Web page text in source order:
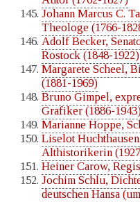
Johann Marcus C.
Theologe (1766-
Adolf Becker,
Rostock (1848-1922)
Margarete Scheel,
(1881-1969)
Bruno Gimpel,
Grafiker (1886-
Marianne Hoppe,
Liselot
Althistorikerin
Heiner Carow,
Jochim Schlu,
deutschen Hansa